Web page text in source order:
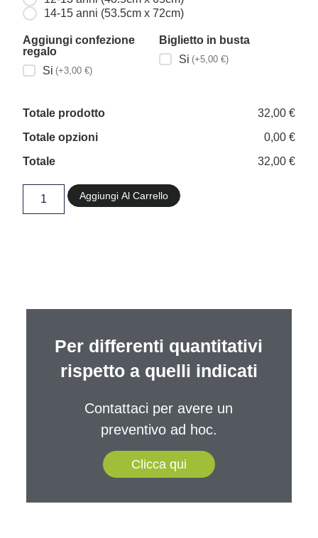
14-15 anni (53.5cm x 72cm)
Aggiungi confezione
regalo
Si (+3,00 €)
Biglietto in busta
Si (+5,00 €)
Totale prodotto
32,00 €
Totale opzioni
0,00 €
Totale
32,00 €
Aggiungi Al Carrello
Per differenti quantitativi
rispetto a quelli indicati
Contattaci per avere un
preventivo ad hoc.
Clicca qui